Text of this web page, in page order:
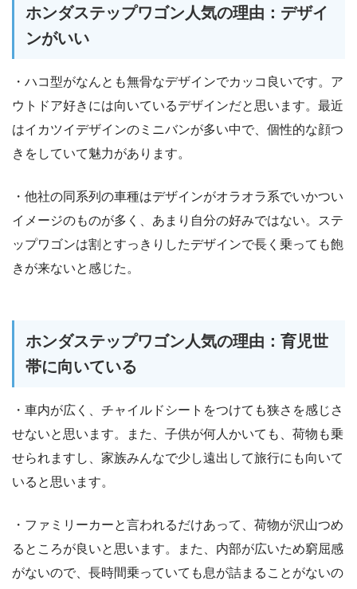
ホンダステップワゴン人気の理由：デザイ
ンがいい
・ハコ型がなんとも無骨なデザインでカッコ良いです。ア
ウトドア好きには向いているデザインだと思います。最近
はイカツイデザインのミニバンが多い中で、個性的な顔つ
きをしていて魅力があります。
・他社の同系列の車種はデザインがオラオラ系でいかつい
イメージのものが多く、あまり自分の好みではない。ステ
ップワゴンは割とすっきりしたデザインで長く乗っても飽
きが来ないと感じた。
ホンダステップワゴン人気の理由：育児世
帯に向いている
・車内が広く、チャイルドシートをつけても狭さを感じさ
せないと思います。また、子供が何人かいても、荷物も乗
せられますし、家族みんなで少し遠出して旅行にも向いて
いると思います。
・ファミリーカーと言われるだけあって、荷物が沢山つめ
るところが良いと思います。また、内部が広いため窮屈感
がないので、長時間乗っていても息が詰まることがないの